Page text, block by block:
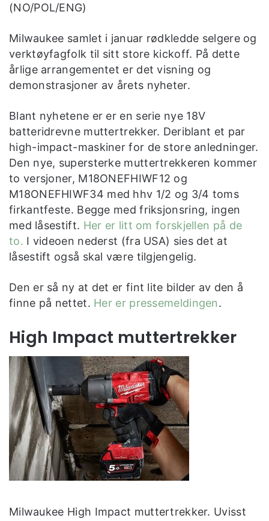
(NO/POL/ENG)
Milwaukee samlet i januar rødkledde selgere og
verktøyfagfolk til sitt store kickoff. På dette
årlige arrangementet er det visning og
demonstrasjoner av årets nyheter.
Blant nyhetene er er en serie nye 18V
batteridrevne muttertrekker. Deriblant et par
high-impact-maskiner for de store anledninger.
Den nye, supersterke muttertrekkeren kommer
to versjoner, M18ONEFHIWF12 og
M18ONEFHIWF34 med hhv 1/2 og 3/4 toms
firkantfeste. Begge med friksjonsring, ingen
med låsestift. Her er litt om forskjellen på de
to. I videoen nederst (fra USA) sies det at
låsestift også skal være tilgjengelig.
Den er så ny at det er fint lite bilder av den å
finne på nettet. Her er pressemeldingen.
High Impact muttertrekker
Milwaukee High Impact muttertrekker. Uvisst